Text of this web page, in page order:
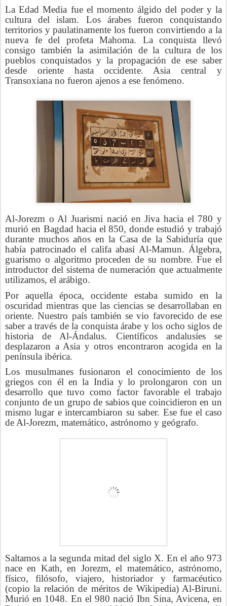
La Edad Media fue el momento álgido del poder y la
cultura del islam. Los árabes fueron conquistando
territorios y paulatinamente los fueron convirtiendo a la
nueva fe del profeta Mahoma. La conquista llevó
consigo también la asimilación de la cultura de los
pueblos conquistados y la propagación de ese saber
desde oriente hasta occidente. Asia central y
Transoxiana no fueron ajenos a ese fenómeno.
Al-Jorezm o Al Juarismi nació en Jiva hacia el 780 y
murió en Bagdad hacia el 850, donde estudió y trabajó
durante muchos años en la Casa de la Sabiduría que
había patrocinado el califa abasí Al-Mamun. Álgebra,
guarismo o algoritmo proceden de su nombre. Fue el
introductor del sistema de numeración que actualmente
utilizamos, el arábigo.
Por aquella época, occidente estaba sumido en la
oscuridad mientras que las ciencias se desarrollaban en
oriente. Nuestro país también se vio favorecido de ese
saber a través de la conquista árabe y los ocho siglos de
historia de Al-Ándalus. Científicos andalusíes se
desplazaron a Asia y otros encontraron acogida en la
península ibérica.
Los musulmanes fusionaron el conocimiento de los
griegos con él en la India y lo prolongaron con un
desarrollo que tuvo como factor favorable el trabajo
conjunto de un grupo de sabios que coincidieron en un
mismo lugar e intercambiaron su saber. Ese fue el caso
de Al-Jorezm, matemático, astrónomo y geógrafo.
Saltamos a la segunda mitad del siglo X. En el año 973
nace en Kath, en Jorezm, el matemático, astrónomo,
físico, filósofo, viajero, historiador y farmacéutico
(copio la relación de méritos de Wikipedia) Al-Biruni.
Murió en 1048. En el 980 nació Ibn Sina, Avicena, en